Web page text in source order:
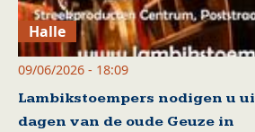
Halle
09/06/2026 - 18:09
Lambikstoempers nodigen u
dagen van de oude Geuze in